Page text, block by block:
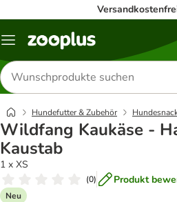
Menü
Produkte
suchen
Hundefutter & Zubehör
Wildfang Kaukäse -
Kaustab
1 x XS
(0) Produkt
Neu